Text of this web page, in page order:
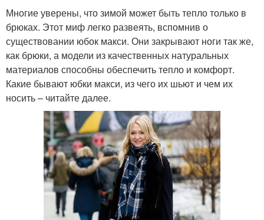
Многие уверены, что зимой может быть тепло только в
брюках. Этот миф легко развеять, вспомнив о
существовании юбок макси. Они закрывают ноги так же,
как брюки, а модели из качественных натуральных
материалов способны обеспечить тепло и комфорт.
Какие бывают юбки макси, из чего их шьют и чем их
носить – читайте далее.